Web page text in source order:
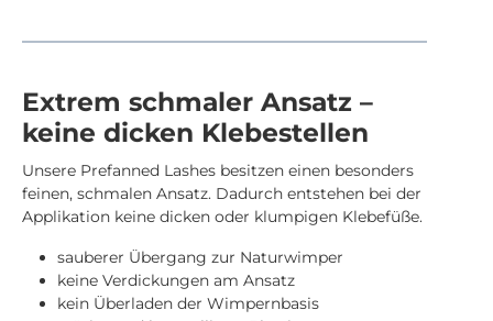
Extrem schmaler Ansatz –
keine dicken Klebestellen
Unsere Prefanned Lashes besitzen einen besonders
feinen, schmalen Ansatz. Dadurch entstehen bei der
Applikation keine dicken oder klumpigen Klebefüße.
sauberer Übergang zur Naturwimper
keine Verdickungen am Ansatz
kein Überladen der Wimpernbasis